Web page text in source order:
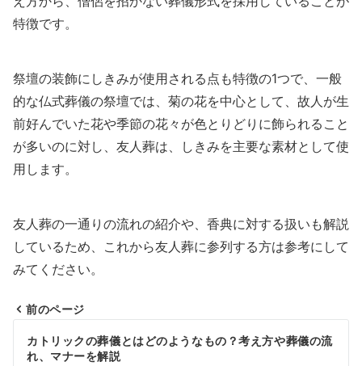
特徴です。
祭壇の装飾にしきみが使用される点も特徴の1つで、一般
的な仏式葬儀の祭壇では、菊の花を中心として、故人が生
前好んでいた花や季節の花々が色とりどりに飾られること
が多いのに対し、友人葬は、しきみを主要な素材として使
用します。
友人葬の一通りの流れの紹介や、香典に対する扱いも解説
しているため、これから友人葬に参列する方は参考にして
みてください。
投
稿
前のページ
カトリックの葬儀とはどのようなもの？考え方や葬儀の流
れ、マナーを解説